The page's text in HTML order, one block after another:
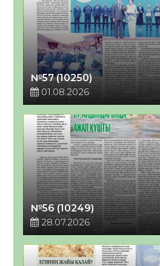
№57 (10250)
01.08.2026
№56 (10249)
28.07.2026